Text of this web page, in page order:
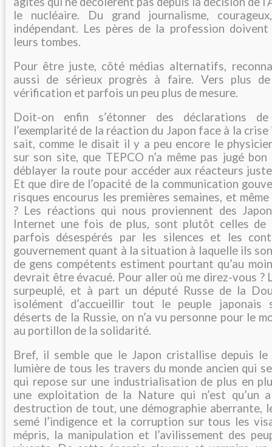
le nucléaire. Du grand journalisme,
indépendant. Les pères de la profession
leurs tombes.
Pour être juste, côté médias alternatifs,
aussi de sérieux progrès à faire. Vers plus de
vérification et parfois un peu plus de mesure.
Doit-on enfin s’étonner des déclarations de
l’exemplarité de la réaction du Japon face à la
sait, comme le disait il y a peu encore le
sur son site, que TEPCO n’a même pas jugé
déblayer la route pour accéder aux réacteurs
Et que dire de l’opacité de la communication
risques encourus les premières semaines, et
? Les réactions qui nous proviennent des
Internet une fois de plus, sont plutôt celles de
parfois désespérés par les silences et les
gouvernement quant à la situation à laquelle ils
de gens compétents estiment pourtant qu’au
devrait être évacué. Pour aller où me direz-vous ?
surpeuplé, et à part un député Russe de la
isolément d’accueillir tout le peuple
déserts de la Russie, on n’a vu personne pour le
au portillon de la solidarité.
Bref, il semble que le Japon cristallise depuis le
lumière de tous les travers du monde ancien qui
qui repose sur une industrialisation de plus en
une exploitation de la Nature qui n’est qu’un
destruction de tout, une démographie aberrante,
semé l’indigence et la corruption sur tous les
mépris, la manipulation et l’avilissement des